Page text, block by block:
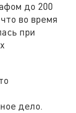
до 200
во время
при
дело.